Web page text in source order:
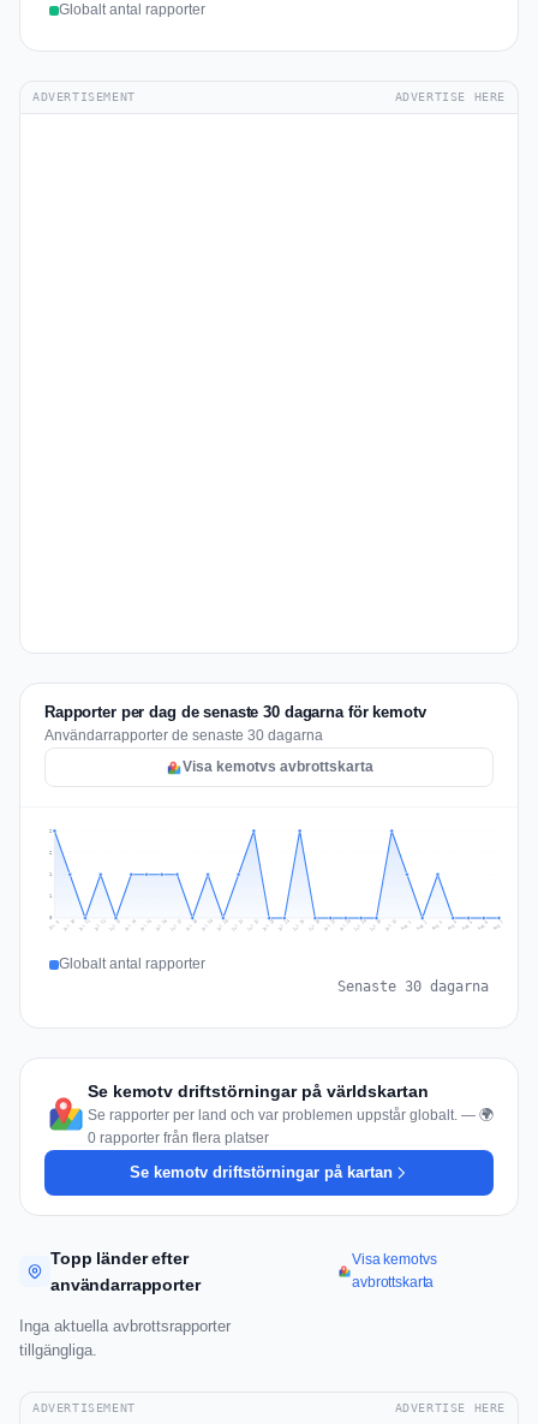
Globalt antal rapporter
ADVERTISEMENT ADVERTISE HERE
Rapporter per dag de senaste 30 dagarna för kemotv
Användarrapporter de senaste 30 dagarna
Visa kemotvs avbrottskarta
1
1
2
2
Jul 9 Jul 10 Jul 11 Jul 12 Jul 13 Jul 14 Jul 15 Jul 16 Jul 17 Jul 18 Jul 19 Jul 20 Jul 21 Jul 22 Jul 23 Jul 24 Jul 25 Jul 26 Jul 27 Jul 28 Jul 29 Jul 30 Jul 31 Aug 1 Aug 2 Aug 3 Aug 4 Aug 5 Aug 6 Aug 7
Globalt antal rapporter
Senaste 30 dagarna
Se kemotv driftstörningar på världskartan
Se rapporter per land och var problemen uppstår globalt. — 🌍
0 rapporter från flera platser
Se kemotv driftstörningar på kartan
Topp länder efter
användarrapporter
Visa kemotvs
avbrottskarta
Inga aktuella avbrottsrapporter
tillgängliga.
ADVERTISEMENT ADVERTISE HERE